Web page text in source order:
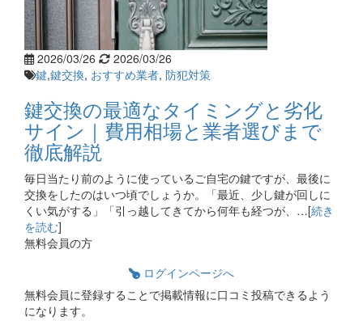
2026/03/26
2026/03/26
鍵,鍵交換, おすすめ業者, 防犯対策
鍵交換の最適なタイミングと劣化
サイン｜費用相場と業者選びまで
徹底解説
毎日当たり前のように使っているご自宅の鍵ですが、最後に
交換をしたのはいつ頃でしょうか。「最近、少し鍵が回しに
くい気がする」「引っ越してきてから何年も経つが、…[続き
を読む]
無料会員の方
ログインページへ
無料会員に登録することで掲載情報に口コミ投稿できるよう
になります。